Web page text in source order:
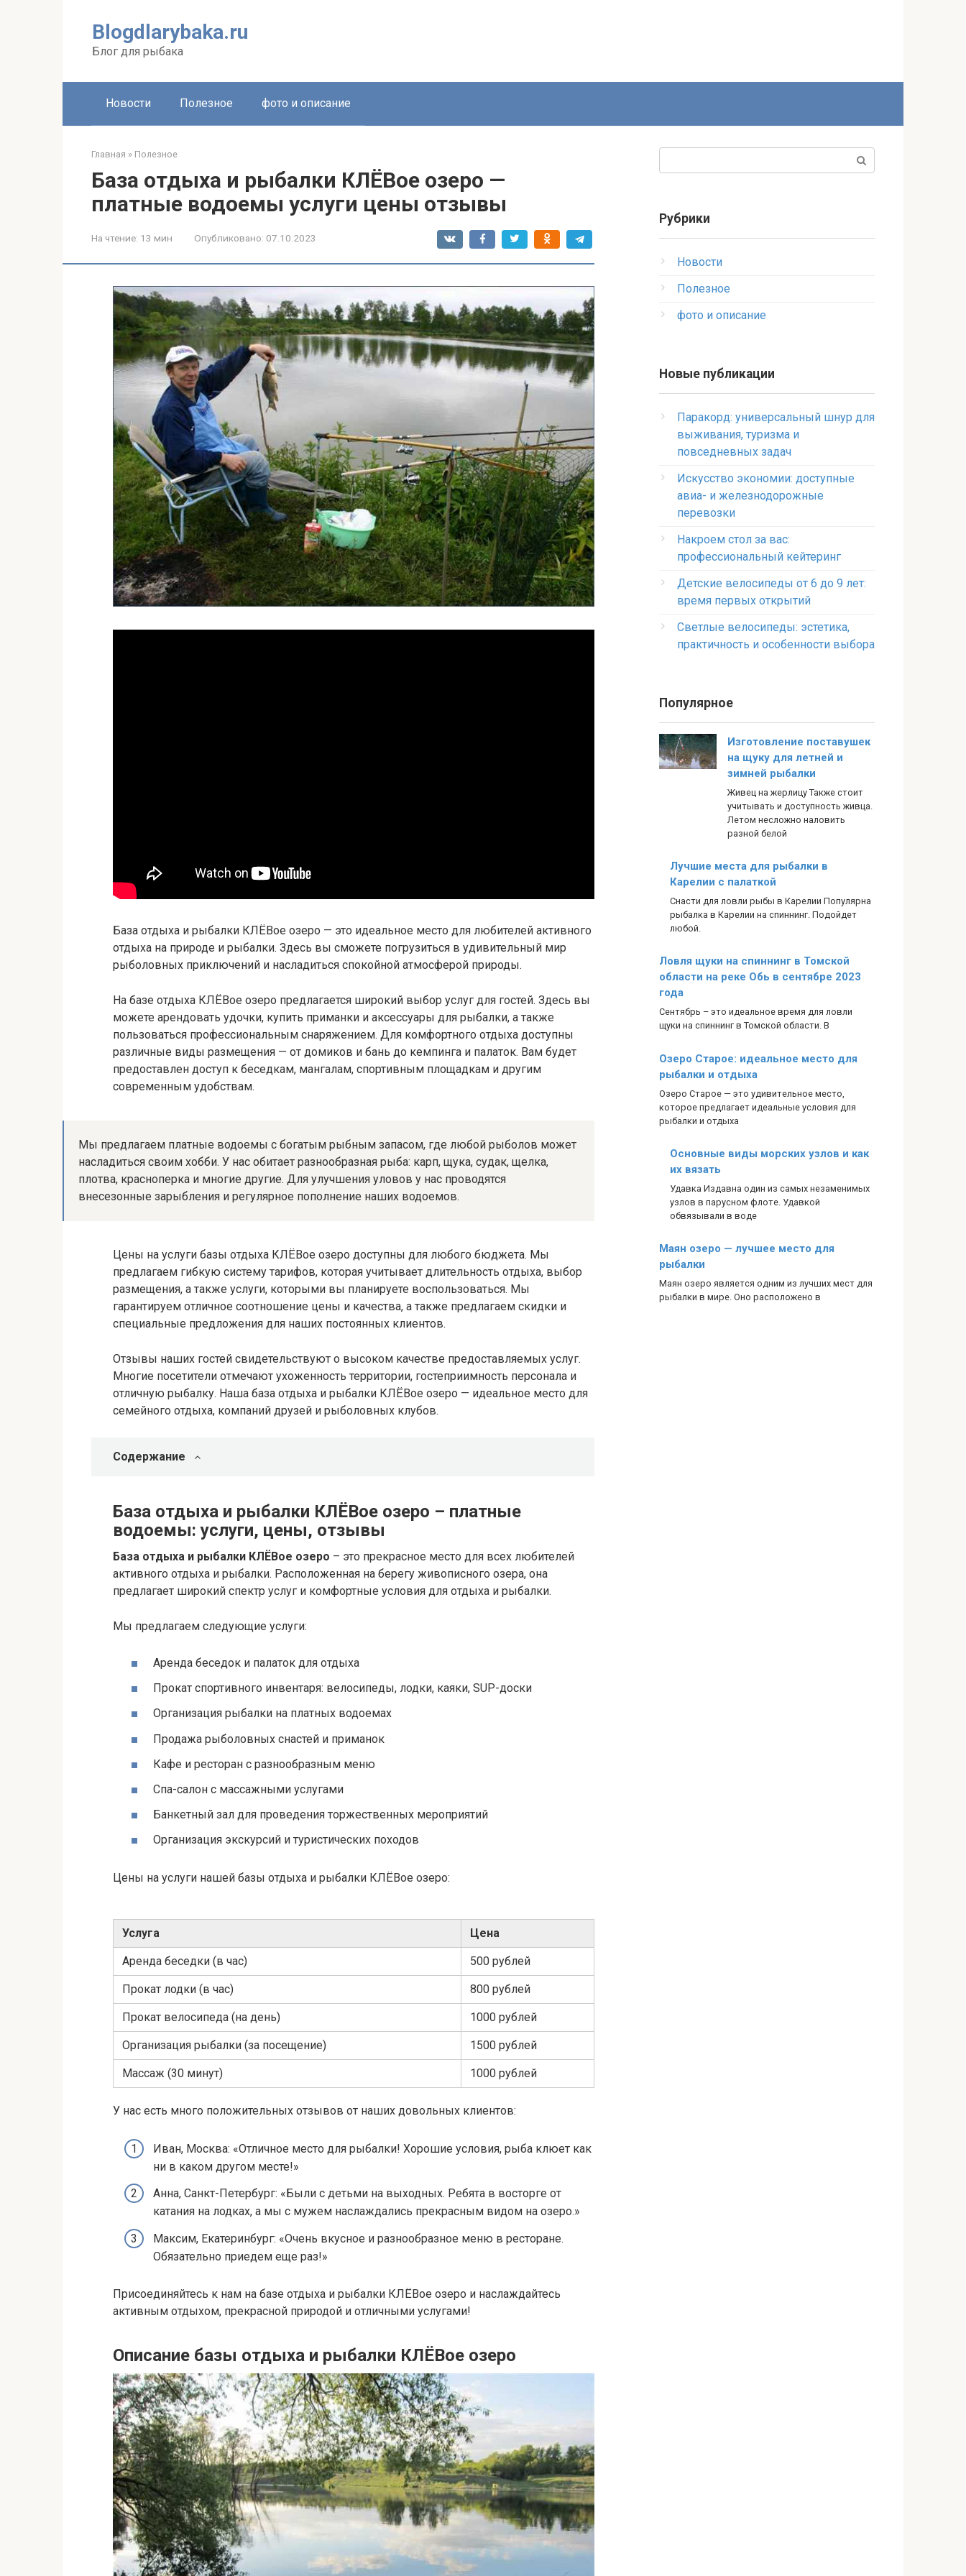
Blogdlarybaka.ru
Блог для рыбака
Новости Полезное фото и описание
Главная » Полезное
База отдыха и рыбалки КЛЁВое озеро —
платные водоемы услуги цены отзывы
На чтение: 13 мин Опубликовано: 07.10.2023
База отдыха и рыбалки КЛЁВое озеро — это идеальное место для любителей активного
отдыха на природе и рыбалки. Здесь вы сможете погрузиться в удивительный мир
рыболовных приключений и насладиться спокойной атмосферой природы.
На базе отдыха КЛЁВое озеро предлагается широкий выбор услуг для гостей. Здесь вы
можете арендовать удочки, купить приманки и аксессуары для рыбалки, а также
пользоваться профессиональным снаряжением. Для комфортного отдыха доступны
различные виды размещения — от домиков и бань до кемпинга и палаток. Вам будет
предоставлен доступ к беседкам, мангалам, спортивным площадкам и другим
современным удобствам.
Мы предлагаем платные водоемы с богатым рыбным запасом, где любой рыболов может
насладиться своим хобби. У нас обитает разнообразная рыба: карп, щука, судак, щелка,
плотва, красноперка и многие другие. Для улучшения уловов у нас проводятся
внесезонные зарыбления и регулярное пополнение наших водоемов.
Цены на услуги базы отдыха КЛЁВое озеро доступны для любого бюджета. Мы
предлагаем гибкую систему тарифов, которая учитывает длительность отдыха, выбор
размещения, а также услуги, которыми вы планируете воспользоваться. Мы
гарантируем отличное соотношение цены и качества, а также предлагаем скидки и
специальные предложения для наших постоянных клиентов.
Отзывы наших гостей свидетельствуют о высоком качестве предоставляемых услуг.
Многие посетители отмечают ухоженность территории, гостеприимность персонала и
отличную рыбалку. Наша база отдыха и рыбалки КЛЁВое озеро — идеальное место для
семейного отдыха, компаний друзей и рыболовных клубов.
Содержание
База отдыха и рыбалки КЛЁВое озеро – платные
водоемы: услуги, цены, отзывы
База отдыха и рыбалки КЛЁВое озеро – это прекрасное место для всех любителей
активного отдыха и рыбалки. Расположенная на берегу живописного озера, она
предлагает широкий спектр услуг и комфортные условия для отдыха и рыбалки.
Мы предлагаем следующие услуги:
Аренда беседок и палаток для отдыха
Прокат спортивного инвентаря: велосипеды, лодки, каяки, SUP-доски
Организация рыбалки на платных водоемах
Продажа рыболовных снастей и приманок
Кафе и ресторан с разнообразным меню
Спа-салон с массажными услугами
Банкетный зал для проведения торжественных мероприятий
Организация экскурсий и туристических походов
Цены на услуги нашей базы отдыха и рыбалки КЛЁВое озеро:
Услуга Цена
Аренда беседки (в час) 500 рублей
Прокат лодки (в час) 800 рублей
Прокат велосипеда (на день) 1000 рублей
Организация рыбалки (за посещение) 1500 рублей
Массаж (30 минут) 1000 рублей
У нас есть много положительных отзывов от наших довольных клиентов:
Иван, Москва: «Отличное место для рыбалки! Хорошие условия, рыба клюет как
ни в каком другом месте!»
Анна, Санкт-Петербург: «Были с детьми на выходных. Ребята в восторге от
катания на лодках, а мы с мужем наслаждались прекрасным видом на озеро.»
Максим, Екатеринбург: «Очень вкусное и разнообразное меню в ресторане.
Обязательно приедем еще раз!»
Присоединяйтесь к нам на базе отдыха и рыбалки КЛЁВое озеро и наслаждайтесь
активным отдыхом, прекрасной природой и отличными услугами!
Описание базы отдыха и рыбалки КЛЁВое озеро
Рубрики
Новости
Полезное
фото и описание
Новые публикации
Паракорд: универсальный шнур для
выживания, туризма и
повседневных задач
Искусство экономии: доступные
авиа- и железнодорожные
перевозки
Накроем стол за вас:
профессиональный кейтеринг
Детские велосипеды от 6 до 9 лет:
время первых открытий
Светлые велосипеды: эстетика,
практичность и особенности выбора
Популярное
Изготовление поставушек
на щуку для летней и
зимней рыбалки
Живец на жерлицу Также стоит
учитывать и доступность живца.
Летом несложно наловить
разной белой
Лучшие места для рыбалки в
Карелии с палаткой
Снасти для ловли рыбы в Карелии Популярна
рыбалка в Карелии на спиннинг. Подойдет
любой.
Ловля щуки на спиннинг в Томской
области на реке Обь в сентябре 2023
года
Сентябрь – это идеальное время для ловли
щуки на спиннинг в Томской области. В
Озеро Старое: идеальное место для
рыбалки и отдыха
Озеро Старое — это удивительное место,
которое предлагает идеальные условия для
рыбалки и отдыха
Основные виды морских узлов и как
их вязать
Удавка Издавна один из самых незаменимых
узлов в парусном флоте. Удавкой
обвязывали в воде
Маян озеро — лучшее место для
рыбалки
Маян озеро является одним из лучших мест для
рыбалки в мире. Оно расположено в